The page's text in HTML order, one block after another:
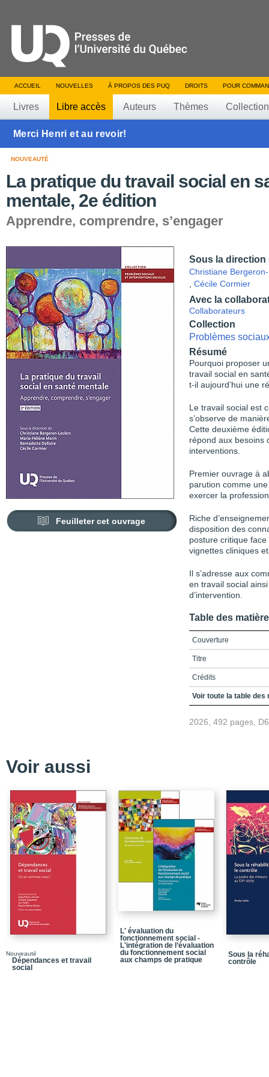
ACCUEIL NOUVELLES À PROPOS DES PUQ DROITS POUR
Livres Libre accès Auteurs Thèmes
Merci Henri et au revoir!
NOUVEAUTÉ
La pratique du travail social en
mentale, 2e édition
Apprendre, comprendre, s’engager
Feuilleter cet ouvrage
Sous la direction
Christiane
Cécile Cormier
Avec la
Collaborateurs
Collection
Problèmes
Résumé
Pourquoi proposer
travail social en
t-il aujourd’hui une
Le travail social est
s’observe de
Cette deuxième
répond aux besoins
interventions.
Premier ouvrage à
parution comme
exercer la
Riche
disposition des
posture critique
vignettes cliniques
Il s’adresse aux
en travail social
d’intervention.
Table des
Couverture
Titre
Crédits
Remerciements
Introduction / La
La pertinence de
Le positionnement de
La description de
Partie I. Le travail
spécifique et une
Partie II. La pratique
Partie I / Le travail
spécifique et une
Voir toute la table des
2026, 492 pages,
Voir aussi
Nouveauté
Dépendances et travail
social
L' évaluation du
fonctionnement social -
L'intégration de l’évaluation
du fonctionnement social
aux champs de pratique
Sous la
contrôle